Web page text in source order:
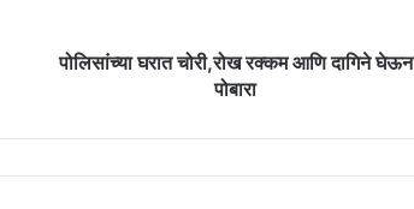
पोलिसांच्या घरात चोरी,रोख रक्कम आणि दागिने घेऊन
पोबारा